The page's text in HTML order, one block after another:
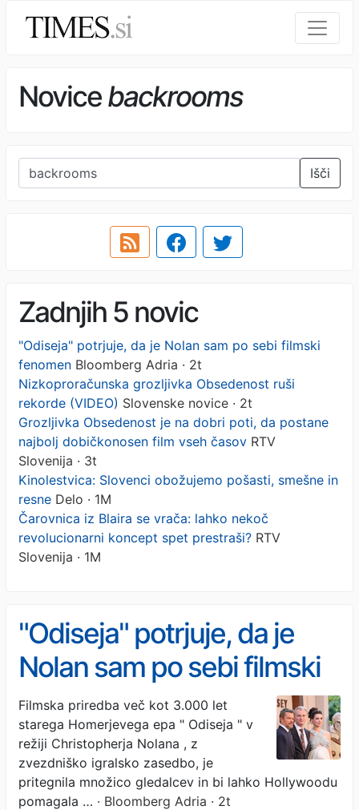
Novicebackrooms
Išči
Zadnjih 5 novic
"Odiseja" potrjuje, da je Nolan sam po sebi filmski
fenomen Bloomberg Adria · 2t
Nizkoproračunska grozljivka Obsedenost ruši
rekorde (VIDEO) Slovenske novice · 2t
Grozljivka Obsedenost je na dobri poti, da postane
najbolj dobičkonosen film vseh časov RTV
Slovenija · 3t
Kinolestvica: Slovenci obožujemo pošasti, smešne in
resne Delo · 1M
Čarovnica iz Blaira se vrača: lahko nekoč
revolucionarni koncept spet prestraši? RTV
Slovenija · 1M
"Odiseja" potrjuje, da je
Nolan sam po sebi filmski
fenomen
Filmska priredba več kot 3.000 let
starega Homerjevega epa " Odiseja " v
režiji Christopherja Nolana , z
zvezdniško igralsko zasedbo, je
pritegnila množico gledalcev in bi lahko Hollywoodu
pomagala … · Bloomberg Adria · 2t